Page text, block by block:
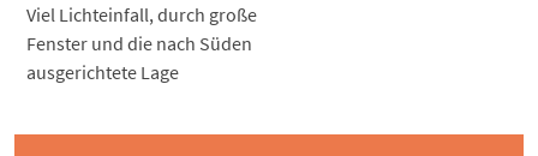
Viel Lichteinfall, durch große
Fenster und die nach Süden
ausgerichtete Lage